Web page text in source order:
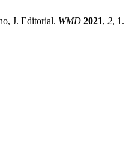
J. Editorial. WMD 2021, 2, 1.